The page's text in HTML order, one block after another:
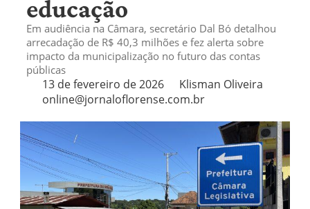
educação
Em audiência na Câmara, secretário Dal Bó detalhou
arrecadação de R$ 40,3 milhões e fez alerta sobre
impacto da municipalização no futuro das contas
públicas
13 de fevereiro de 2026
Klisman Oliveira
online@jornaloflorense.com.br